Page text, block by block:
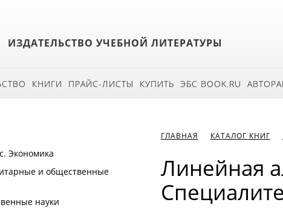
ИЗДАТЕЛЬСТВО УЧЕБНОЙ ЛИТЕРАТУРЫ
КНИГИ ПРАЙС-ЛИСТЫ КУПИТЬ ЭБС BOOK.RU
Экономика
и общественные
науки
ГЛАВНАЯ КАТАЛОГ КНИГ
Линейная